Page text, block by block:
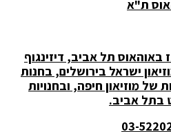
ת"א
תל אביב, דיזינגוף
ישראל בירושלים, בחנות
של מוזיאון חיפה, ובחנויות
בתל אביב.